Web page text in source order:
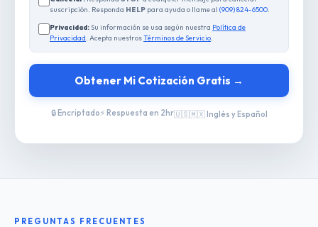
suscripción. Responda HELP para ayuda o llame al (909) 824-6500.
Privacidad: Su información se usa según nuestra Política de
Privacidad. Acepta nuestrosTérminos de Servicio.
Obtener Mi Cotización Gratis →
🔒 Encriptado⚡ Respuesta en 2hr🇺🇸🇲🇽 Inglés y Español
PREGUNTAS FRECUENTES